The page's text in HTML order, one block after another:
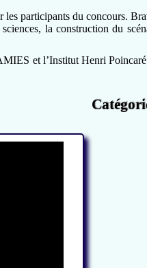
participants du concours.
la construction du
et l’Institut Henri